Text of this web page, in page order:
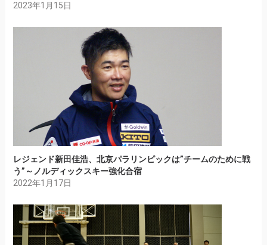
2023年1月15日
レジェンド新田佳浩、北京パラリンピックは”チームのために戦
う”～ノルディックスキー強化合宿
2022年1月17日